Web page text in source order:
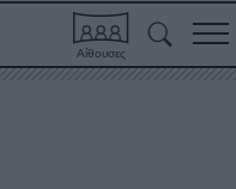
Αίθουσες